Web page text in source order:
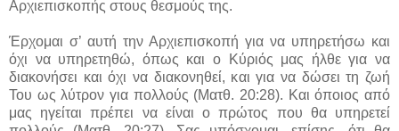
Αρχιεπισκοπής στους θεσμούς της.
Έρχομαι σ’ αυτή την Αρχιεπισκοπή για να υπηρετήσω και
όχι να υπηρετηθώ, όπως και ο Κύριός μας ήλθε για να
διακονήσει και όχι να διακονηθεί, και για να δώσει τη ζωή
Του ως λύτρον για πολλούς (Ματθ. 20:28). Και όποιος από
μας ηγείται πρέπει να είναι ο πρώτος που θα υπηρετεί